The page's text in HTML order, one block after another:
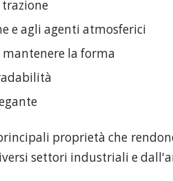
trazione
e agli agenti atmosferici
la forma
proprietà che
settori industriali e